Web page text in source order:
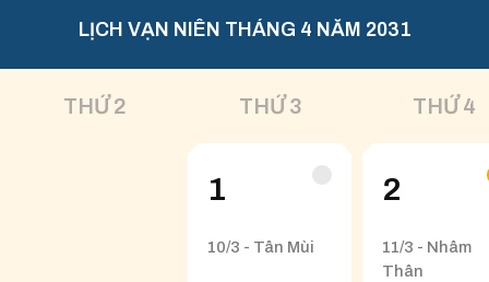
LỊCH VẠN NIÊN THÁNG 4 NĂM 2031
THỨ 2 THỨ 3 THỨ 4
1
10/3 - Tân Mùi
2
11/3 - Nhâm
Thân